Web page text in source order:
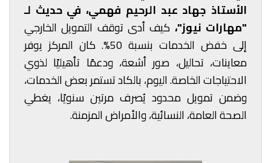
الأستاذ جهاد عبد الرحيم فهمي، في حديث لـ
"مهارات نيوز"، كيف أدى توقف التمويل الخارجي
إلى خفض الخدمات بنسبة 50%. كان المركز يوفر
معاينات، تحاليل، صور أشعة، ودعمًا تأهيليًا لذوي
الاحتياجات الخاصة. اليوم، بالكاد تستمر بعض الخدمات،
وضمن تمويل محدود يُصرف مرتين سنويًا، يغطي
الصحة العامة، النسائية، والأمراض المزمنة.